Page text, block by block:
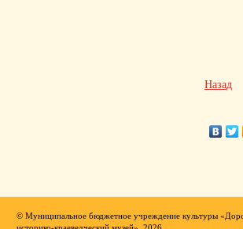
Назад
© Муниципальное бюджетное учреждение культуры